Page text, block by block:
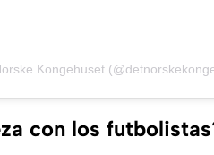
Kongehuset
con los